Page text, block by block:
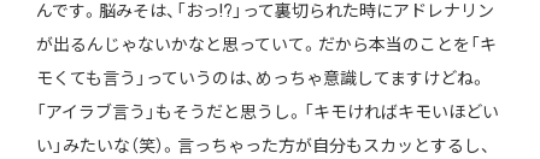
んです。脳みそは、「おっ!?」って裏切られた時にアドレナリン
が出るんじゃないかなと思っていて。だから本当のことを「キ
モくても言う」っていうのは、めっちゃ意識してますけどね。
「アイラブ言う」もそうだと思うし。「キモければキモいほどい
い」みたいな（笑）。言っちゃった方が自分もスカッとするし、